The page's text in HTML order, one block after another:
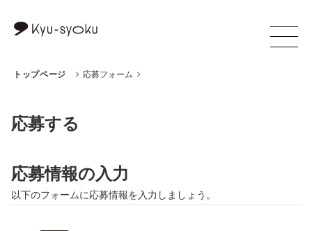
トップページ 応募フォーム
応募する
応募情報の入力
以下のフォームに応募情報を入力しましょう。